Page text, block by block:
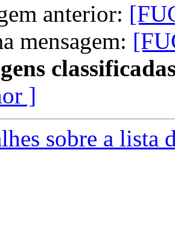
anterior:
mensagem:
]
sobre a lista